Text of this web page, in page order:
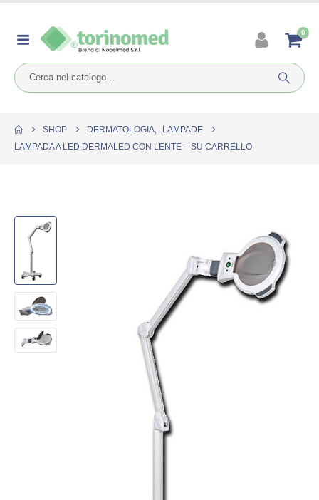
0
SHOP DERMATOLOGIA,
LAMPADE
LAMPADA A LED DERMALED CON LENTE – SU CARRELLO